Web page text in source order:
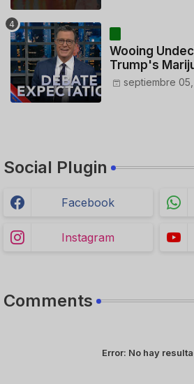
Wooing
Trump's
Porn Expert
septiembre
Social Plugin
Facebook
Instagram
Comments
Error: No hay